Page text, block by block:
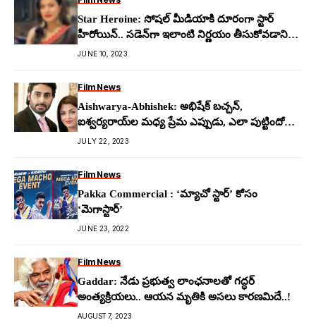
Star Heroine: సోష‌ల్ మీడియాకి దూరంగా స్టార్
హీరోయిన్.. స‌డెన్‌గా ఇలాంటి నిర్ణ‌యం తీసుకోవ‌డానికి
కార‌ణం?
JUNE 10, 2023
Film News
Aishwarya-Abhishek: అభిషేక్ బచ్చన్,
ఐశ్వర్య‌రాయ్‌ల మ‌ధ్య ప్రేమ ఎప్పుడు, ఎలా పుట్టిందో
తెలుసా?
JULY 22, 2023
Film News
Pakka Commercial : ‘మ్యాచో స్టార్’ కోసం
‘మెగాస్టార్’
JUNE 23, 2022
Film News
Gaddar: నేడు ప్ర‌భుత్వ లాంఛ‌నాల‌తో గద్ధ‌ర్
అంత్య‌క్రియ‌లు.. ఆయ‌న మృతికి అస‌లు కార‌ణ‌మిదే..!
AUGUST 7, 2023